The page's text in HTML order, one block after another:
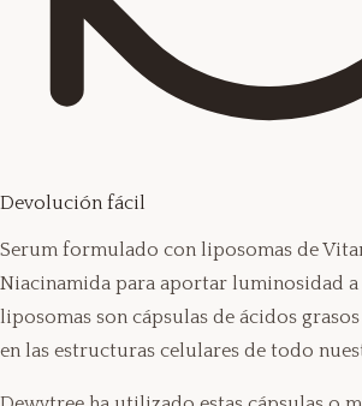
Devolución fácil
Serum formulado con liposomas de
Niacinamida para aportar luminosidad a
liposomas son cápsulas de ácidos
en las estructuras celulares de todo